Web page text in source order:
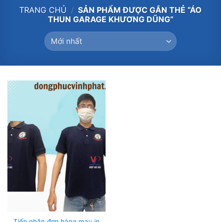
TRANG CHỦ / SẢN PHẨM ĐƯỢC GẮN THẺ “ÁO
THUN GARAGE KHƯƠNG DŨNG”